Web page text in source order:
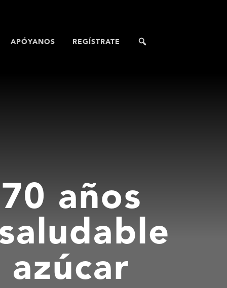
APÓYANOS REGÍSTRATE
años